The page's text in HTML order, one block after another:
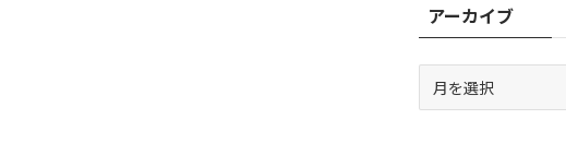
アーカイブ